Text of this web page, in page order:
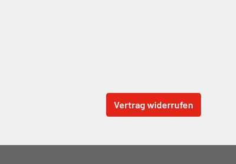
Vertrag widerrufen